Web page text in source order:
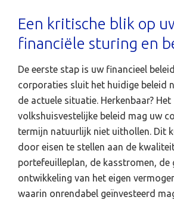
Een kritische blik op
financiële sturing en
De eerste stap is uw financieel
corporaties sluit het huidige beleid
de actuele situatie. Herkenbaar? Het
volkshuisvestelijke beleid mag uw
termijn natuurlijk niet uithollen. Dit
door eisen te stellen aan de
portefeuilleplan, de kasstromen, de
ontwikkeling van het eigen
waarin onrendabel geïnvesteerd